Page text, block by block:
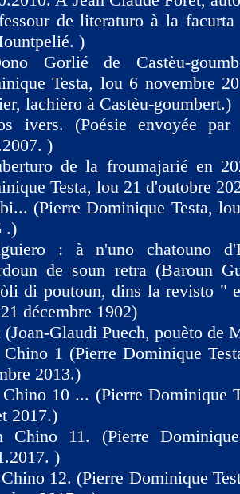
de literaturo à la
)
Gorlié de Castèu-
Testa, lou 6 novembre
lachièro à Castèu-goumbert.)
ivers. (Poésie envoyée
)
de la froumajarié en
Testa, lou 21 d'outobre
(Pierre Dominique Testa,
.)
: à n'uno chatouno
de soun retra (Baroun
di poutoun, dins la revisto "
décembre 1902)
(Joan-Glaudi Puech, pouèto de
Chino 1 (Pierre Dominique
2013.)
10 ... (Pierre Dominique
2017.)
Chino 11. (Pierre
)
12. (Pierre Dominique